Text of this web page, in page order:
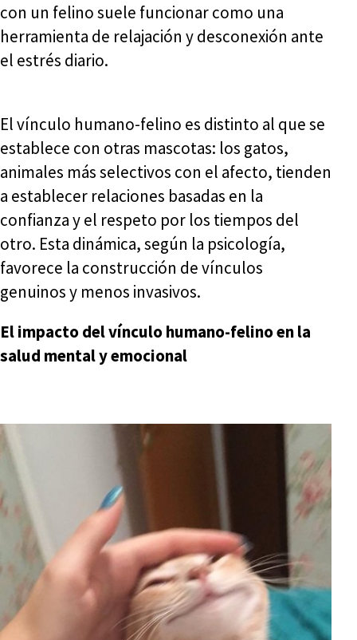
con un felino suele funcionar como una
herramienta de relajación y desconexión ante
el estrés diario.
El vínculo humano-felino es distinto al que se
establece con otras mascotas: los gatos,
animales más selectivos con el afecto, tienden
a establecer relaciones basadas en la
confianza y el respeto por los tiempos del
otro. Esta dinámica, según la psicología,
favorece la construcción de vínculos
genuinos y menos invasivos.
El impacto del vínculo humano-felino en la
salud mental y emocional